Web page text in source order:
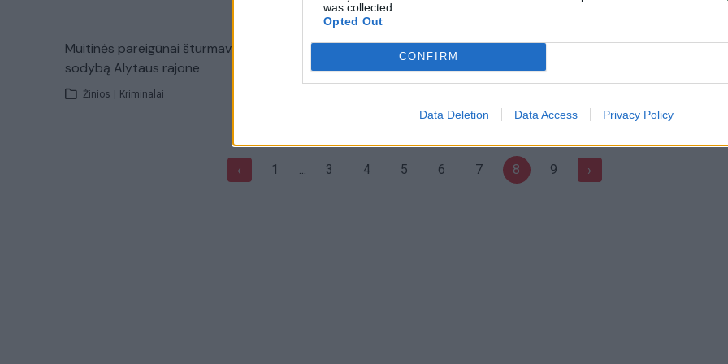
was collected.
Opted Out
CONFIRM
Data Deletion Data Access Privacy Policy
Muitinės pareigūnai šturmavo
sodybą Alytaus rajone
Žinios Kriminalai
Slaptos operacijos grobis - keturi
kontrabandininkai
Pabrangus alkoholiui jo
‹ 1 ... 3 4 5 6 7 8 9 ›